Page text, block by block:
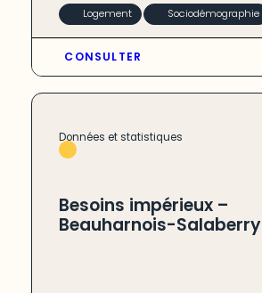
Logement Sociodémographie
CONSULTER
Données et statistiques
Besoins impérieux –
Beauharnois-Salaberry